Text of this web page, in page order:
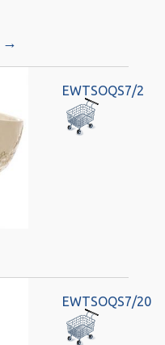
→
EWTSOQS7/2
EWTSOQS7/20